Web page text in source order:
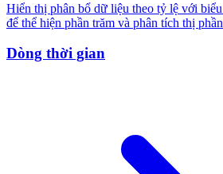
Hiển thị phân bổ dữ liệu theo tỷ lệ với
để thể hiện phần trăm và phân tích thị
Dòng thời gian